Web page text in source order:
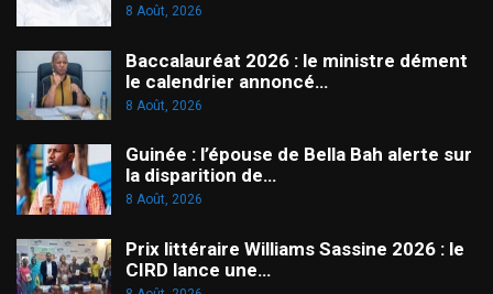
8 Août, 2026
Baccalauréat 2026 : le ministre dément
le calendrier annoncé…
8 Août, 2026
Guinée : l’épouse de Bella Bah alerte sur
la disparition de…
8 Août, 2026
Prix littéraire Williams Sassine 2026 : le
CIRD lance une…